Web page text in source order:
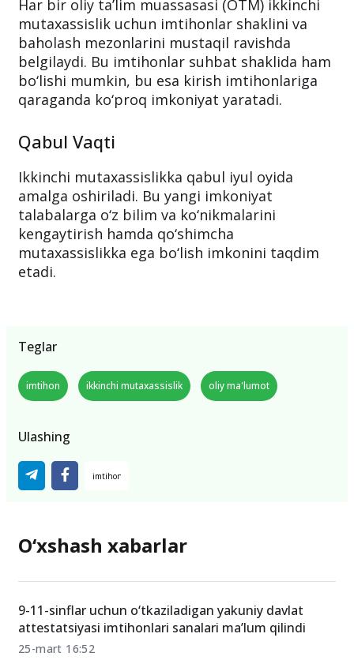
Har bir oliy ta’lim muassasasi (OTM) ikkinchi
mutaxassislik uchun imtihonlar shaklini va
baholash mezonlarini mustaqil ravishda
belgilaydi. Bu imtihonlar suhbat shaklida ham
bo‘lishi mumkin, bu esa kirish imtihonlariga
qaraganda ko‘proq imkoniyat yaratadi.
Qabul Vaqti
Ikkinchi mutaxassislikka qabul iyul oyida
amalga oshiriladi. Bu yangi imkoniyat
talabalarga o‘z bilim va ko‘nikmalarini
kengaytirish hamda qo‘shimcha
mutaxassislikka ega bo‘lish imkonini taqdim
etadi.
Teglar
imtihon ikkinchi mutaxassislik oliy ma'lumot
Ulashing
O‘xshash xabarlar
9-11-sinflar uchun o‘tkaziladigan yakuniy davlat
attestatsiyasi imtihonlari sanalari ma’lum qilindi
25-mart 16:52